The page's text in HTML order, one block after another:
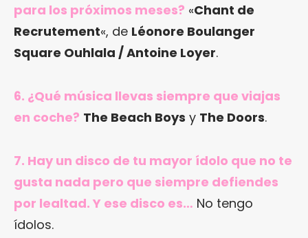
para los próximos meses? «Chant de
Recrutement«, de Léonore Boulanger
Square Ouhlala / Antoine Loyer.
6. ¿Qué música llevas siempre que viajas
en coche? The Beach Boys y The Doors.
7. Hay un disco de tu mayor ídolo que no te
gusta nada pero que siempre defiendes
por lealtad. Y ese disco es… No tengo
ídolos.